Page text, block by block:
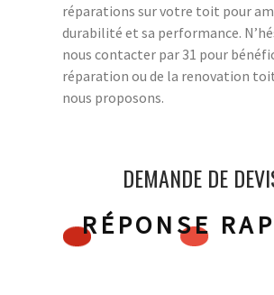
réparations sur votre toit pour
durabilité et sa performance.
nous contacter par 31 pour
réparation ou de la renovation
nous proposons.
DEMANDE DE
RÉPONSE